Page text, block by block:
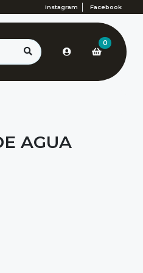
Instagram Facebook
0
AGUA